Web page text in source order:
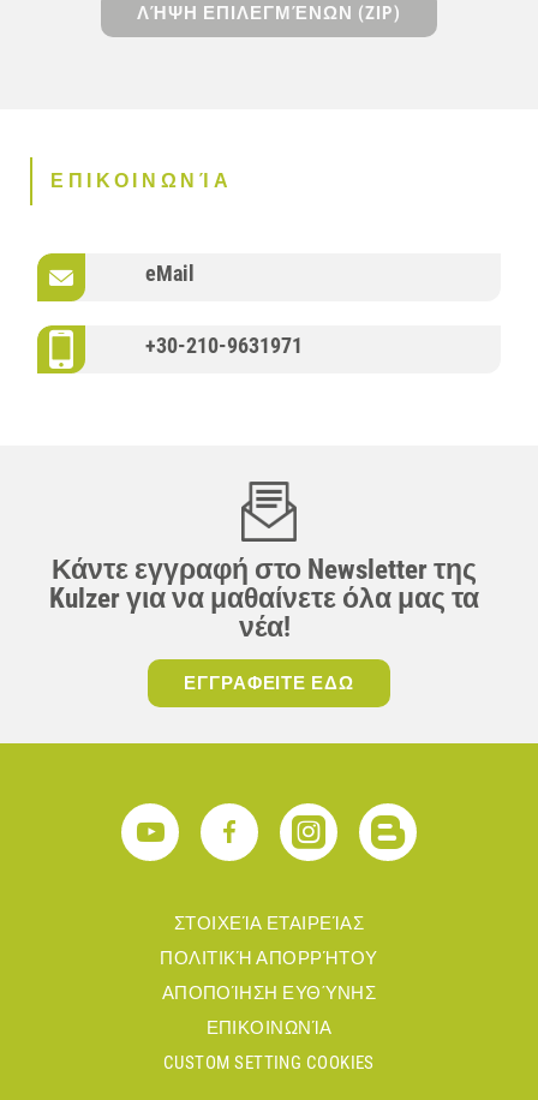
ΛΉΨΗ ΕΠΙΛΕΓΜΈΝΩΝ (ZIP)
ΕΠΙΚΟΙΝΩΝΊΑ
eMail
+30-210-9631971
Κάντε εγγραφή στο Newsletter της
Kulzer για να μαθαίνετε όλα μας τα
νέα!
ΕΓΓΡΑΦΕΙΤΕ ΕΔΩ
ΣΤΟΙΧΕΊΑ ΕΤΑΙΡΕΊΑΣ
ΠΟΛΙΤΙΚΉ ΑΠΟΡΡΉΤΟΥ
ΑΠΟΠΟΊΗΣΗ ΕΥΘΎΝΗΣ
ΕΠΙΚΟΙΝΩΝΊΑ
CUSTOM SETTING COOKIES